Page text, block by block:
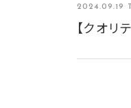
2024.09.19
【クオリ